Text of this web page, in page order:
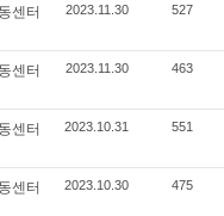
센터 2023.11.30 527
센터 2023.11.30 463
센터 2023.10.31 551
센터 2023.10.30 475